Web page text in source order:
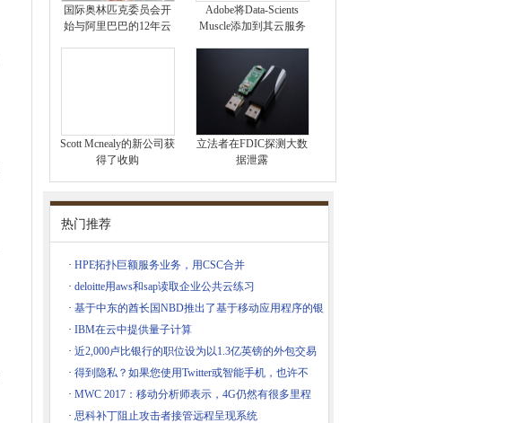
国际奥林匹克委员会开
始与阿里巴巴的12年云
Adobe将Data-Scients
Muscle添加到其云服务
Scott Mcnealy的新公司获
得了收购
立法者在FDIC探测大数
据泄露
热门推荐
· HPE拓扑巨额服务业务，用CSC合并
· deloitte用aws和sap读取企业公共云练习
· 基于中东的酋长国NBD推出了基于移动应用程序的银
行
· IBM在云中提供量子计算
· 近2,000卢比银行的职位设为以1.3亿英镑的外包交易
· 得到隐私？如果您使用Twitter或智能手机，也许不
· MWC 2017：移动分析师表示，4G仍然有很多里程
· 思科补丁阻止攻击者接管远程呈现系统